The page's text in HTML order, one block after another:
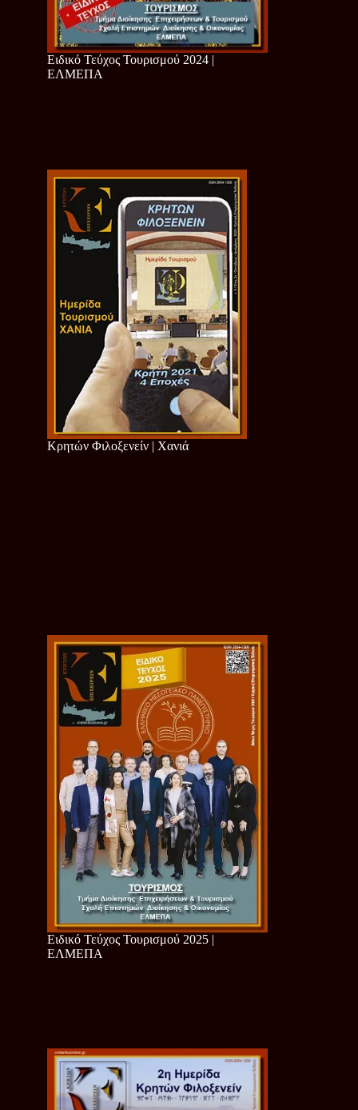
Ειδικό Τεύχος Τουρισμού 2024 |
ΕΛΜΕΠΑ
Κρητών Φιλοξενείν | Χανιά
Ειδικό Τεύχος Τουρισμού 2025 |
ΕΛΜΕΠΑ